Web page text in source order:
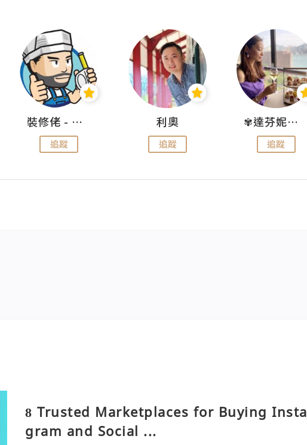
裝修佬 - 香港一站式網上裝修平台
追蹤
利奧
追蹤
✾達芬妮•愛孩子•愛生活✾
追蹤
8 Trusted Marketplaces for Buying Insta
gram and Social ...